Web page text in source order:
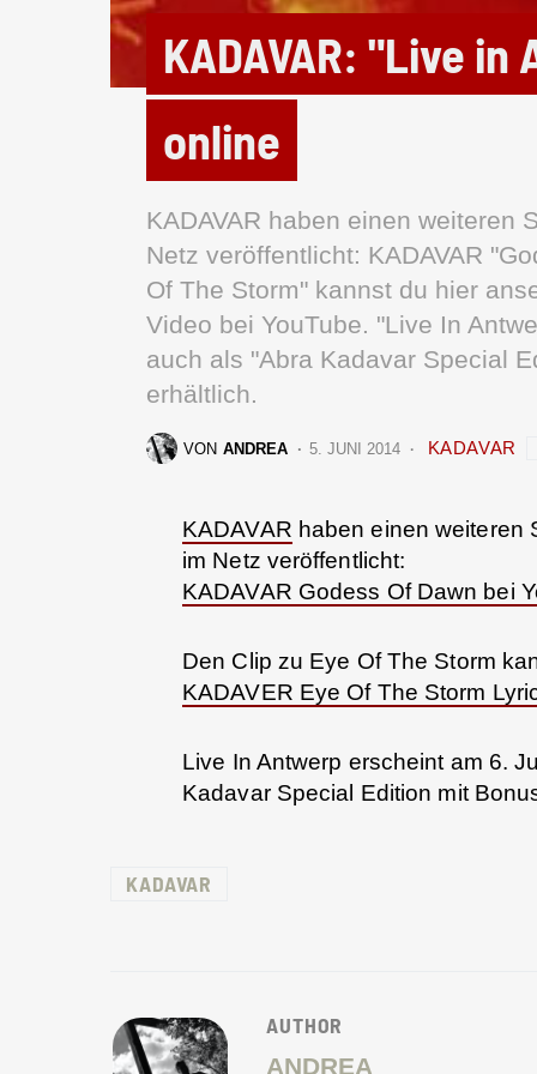
KADAVAR: "Live
online
KADAVAR haben einen weiteren
Netz veröffentlicht: KADAVAR
Of The Storm" kannst du hier
Video bei YouTube. "Live In
auch als "Abra Kadavar Special
erhältlich.
VON ANDREA 5. JUNI 2014 KADAVAR
KADAVAR haben einen weiteren
im Netz veröffentlicht:
KADAVAR Godess Of Dawn bei
Den Clip zu Eye Of The Storm
KADAVER Eye Of The Storm
Live In Antwerp erscheint am 6.
Kadavar Special Edition mit
KADAVAR
AUTHOR
ANDREA